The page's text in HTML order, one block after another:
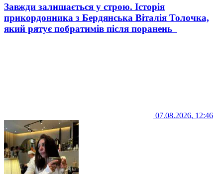
Завжди залишається у строю. Історія
прикордонника з Бердянська Віталія Толочка,
який рятує побратимів після поранень
07.08.2026, 12:46